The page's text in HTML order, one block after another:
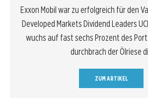
Exxon Mobil war zu erfolgreich für den
Developed Markets Dividend Leaders
wuchs auf fast sechs Prozent des
durchbrach der Ölriese
ZUM ARTIKEL